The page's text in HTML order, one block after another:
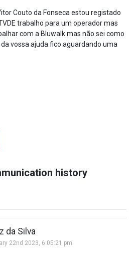
Couto da Fonseca estou registado
trabalho para um operador mas
com a Bluwalk mas não sei como
vossa ajuda fico aguardando uma
history
da Silva
22nd 2023, 6:05:21 pm